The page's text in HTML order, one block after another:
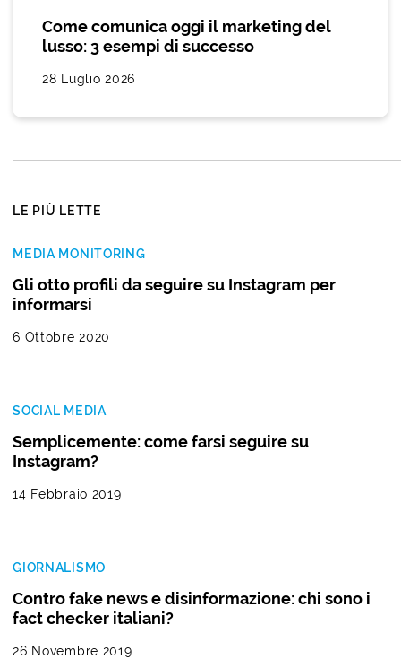
Come comunica oggi il marketing del
lusso: 3 esempi di successo
28 Luglio 2026
LE PIÙ LETTE
MEDIA MONITORING
Gli otto profili da seguire su Instagram per
informarsi
6 Ottobre 2020
SOCIAL MEDIA
Semplicemente: come farsi seguire su
Instagram?
14 Febbraio 2019
GIORNALISMO
Contro fake news e disinformazione: chi sono i
fact checker italiani?
26 Novembre 2019